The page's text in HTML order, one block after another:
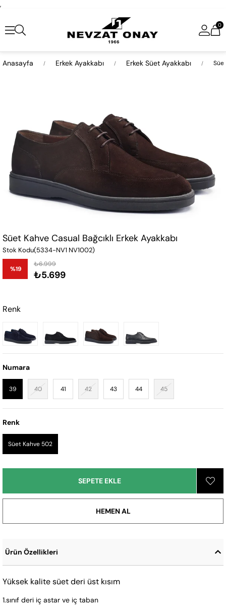
,
0
Anasayfa Erkek Ayakkabı Erkek Süet Ayakkabı
Süet Kahve Casual Bağcıklı Erkek Ayakkabı
Stok Kodu(5334-NV1 NV1002)
%19
İndirim
₺6.999
₺5.699
Renk
Numara
39 40 41 42 43 44 45
Renk
Süet Kahve 502
Ürün Özellikleri
Yüksek kalite süet deri üst kısım
1.sınıf deri iç astar ve iç taban